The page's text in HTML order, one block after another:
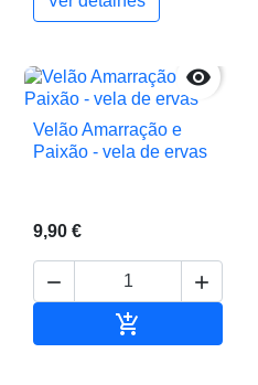

Velão Amarração e
Paixão - vela de ervas
9,90 €
 
